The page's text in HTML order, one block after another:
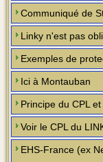
Communiqué de
Linky n'est pas
Exemples de
Ici à Montauban
Principe du CPL
Voir le CPL du
EHS-France (ex